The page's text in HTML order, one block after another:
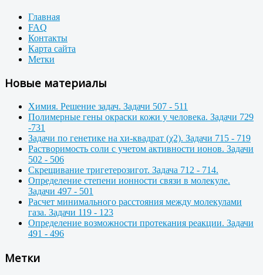
Главная
FAQ
Контакты
Карта сайта
Метки
Новые материалы
Химия. Решение задач. Задачи 507 - 511
Полимерные гены окраски кожи у человека. Задачи 729
-731
Задачи по генетике на хи-квадрат (χ2). Задачи 715 - 719
Растворимость соли с учетом активности ионов. Задачи
502 - 506
Скрещивание тригетерозигот. Задача 712 - 714.
Определение степени ионности связи в молекуле.
Задачи 497 - 501
Расчет минимального расстояния между молекулами
газа. Задачи 119 - 123
Определение возможности протекания реакции. Задачи
491 - 496
Метки